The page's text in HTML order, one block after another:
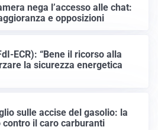
nega l’accesso alle chat:
e opposizioni
ECR): “Bene il ricorso alla
la sicurezza energetica
sulle accise del gasolio: la
il caro carburanti